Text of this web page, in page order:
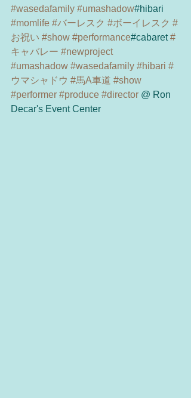
#wasedafamily #umashadow#hibari
#momlife #バーレスク #ボーイレスク #
お祝い #show #performance#cabaret #
キャバレー #newproject
#umashadow #wasedafamily #hibari #
ウマシャドウ #馬A車道 #show
#performer #produce #director @ Ron
Decar's Event Center